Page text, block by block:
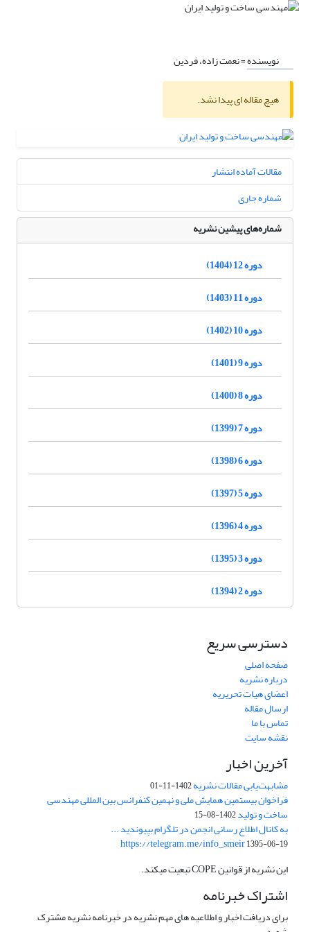
نویسنده =نعمت زاده، فردین
هیچ مقاله ای پیدا نشد.
مقالات آماده انتشار
شماره جاری
شماره‌های پیشین نشریه
دوره 12 (1404)
دوره 11 (1403)
دوره 10 (1402)
دوره 9 (1401)
دوره 8 (1400)
دوره 7 (1399)
دوره 6 (1398)
دوره 5 (1397)
دوره 4 (1396)
دوره 3 (1395)
دوره 2 (1394)
دسترسی سریع
صفحه اصلی
درباره نشریه
اعضای هیات تحریریه
ارسال مقاله
تماس با ما
نقشه سایت
آخرین اخبار
مشابهت‌یابی مقالات نشریه1402-11-01
فراخوان بیستمین همایش ملی و نهمین کنفرانس بین المللی مهندسی
ساخت و تولید1402-08-15
به کانال اطلاع رسانی انجمن در تلگرام بپیوندید ...
https://telegram.me/info_smeir1395-06-19
این نشریه از قوانین COPE تبعیت میکند.
اشتراک خبرنامه
برای دریافت اخبار و اطلاعیه های مهم نشریه در خبرنامه نشریه مشترک